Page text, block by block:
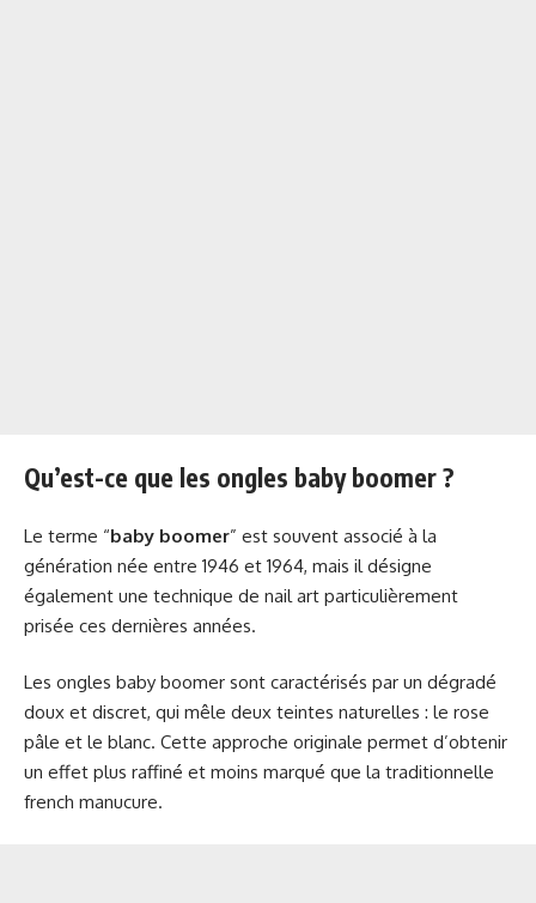
Qu’est-ce que les ongles baby boomer ?
Le terme “baby boomer” est souvent associé à la
génération née entre 1946 et 1964, mais il désigne
également une technique de nail art particulièrement
prisée ces dernières années.
Les ongles baby boomer sont caractérisés par un dégradé
doux et discret, qui mêle deux teintes naturelles : le rose
pâle et le blanc. Cette approche originale permet d’obtenir
un effet plus raffiné et moins marqué que la traditionnelle
french manucure.